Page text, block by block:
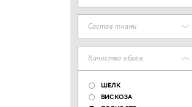
Состав ткани
Качество обоев
ШЕЛК
ВИСКОЗА